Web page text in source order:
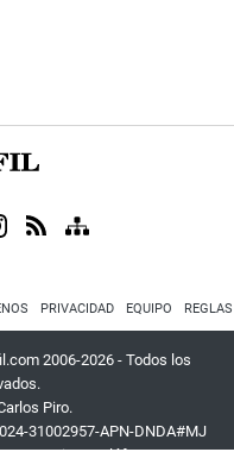
PRIVACIDAD EQUIPO
2006-2026 - Todos los
Piro.
31002957-APN-DNDA#MJ
Argentina| Teléfono:+54 9 11